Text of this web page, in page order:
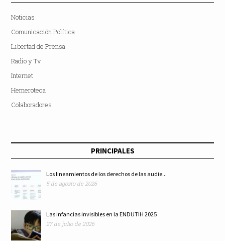
Noticias
Comunicación Política
Libertad de Prensa
Radio y Tv
Internet
Hemeroteca
Colaboradores
PRINCIPALES
Los lineamientos de los derechos de las audie...
5 de agosto de 2026
Las infancias invisibles en la ENDUTIH 2025
27 de julio de 2026